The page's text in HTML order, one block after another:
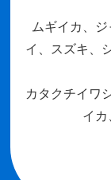
ムギイカ、
イ、スズキ、
カタクチイワ
イ